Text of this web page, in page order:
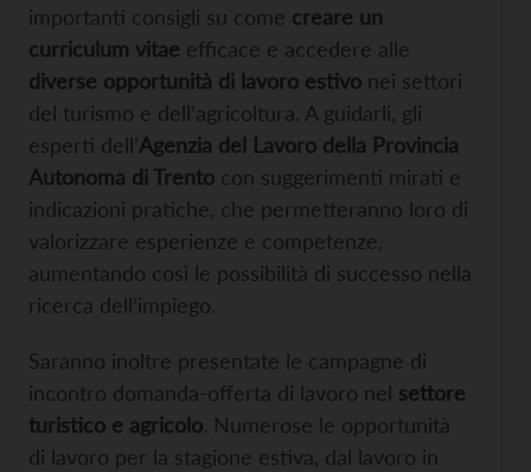
importanti consigli su come creare un
curriculum vitae efficace e accedere alle
diverse opportunità di lavoro estivo nei settori
del turismo e dell’agricoltura. A guidarli, gli
esperti dell’Agenzia del Lavoro della Provincia
Autonoma di Trento con suggerimenti mirati e
indicazioni pratiche, che permetteranno loro di
valorizzare esperienze e competenze,
aumentando così le possibilità di successo nella
ricerca dell’impiego.
Saranno inoltre presentate le campagne di
incontro domanda-offerta di lavoro nel settore
turistico e agricolo. Numerose le opportunità
di lavoro per la stagione estiva, dal lavoro in